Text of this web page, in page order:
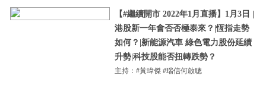
【#繼續開市 2022年1月直播】1月3日 |
港股新一年會否否極泰來？|恆指走勢
如何？|新能源汽車 綠色電力股份延續
升勢|科技股能否扭轉跌勢？
主持：#黃瑋傑 #瑞信何啟聰